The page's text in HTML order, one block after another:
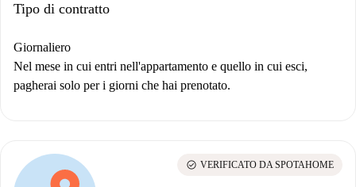
Tipo di contratto
Giornaliero
Nel mese in cui entri nell'appartamento e quello in cui esci,
pagherai solo per i giorni che hai prenotato.
check_circle VERIFICATO DA SPOTAHOME